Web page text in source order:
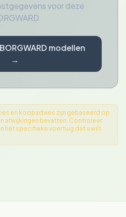
voor deze
modellen
→
en koopadvies zijn gebaseerd op
afwijkingen bevatten. Controleer
het specifieke voertuig dat u wilt